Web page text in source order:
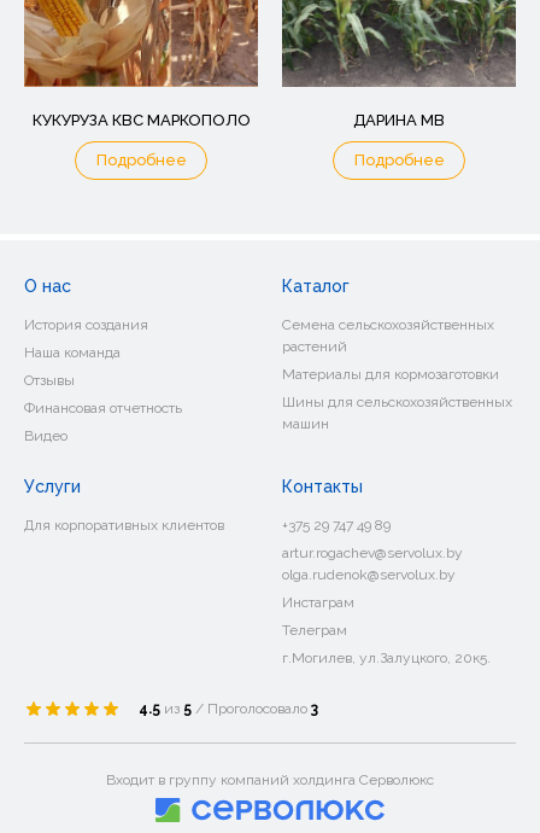
КУКУРУЗА КВС МАРКОПОЛО
Подробнее
ДАРИНА МВ
Подробнее
О нас
История создания
Наша команда
Отзывы
Финансовая отчетность
Видео
Каталог
Семена сельскохозяйственных
растений
Материалы для кормозаготовки
Шины для сельскохозяйственных
машин
Услуги
Для корпоративных клиентов
Контакты
+375 29 747 49 89
artur.rogachev@servolux.by
olga.rudenok@servolux.by
Инстаграм
Телеграм
г.Могилев, ул.Залуцкого, 20к5.
4.5 из 5 / Проголосовало 3
Входит в группу компаний холдинга Серволюкс